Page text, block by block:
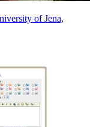
of Jena,